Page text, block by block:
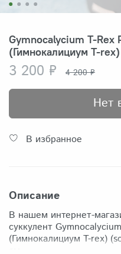
Gymnocalycium T-Rex
(Гимнокалициум T-rex)
3 200 ₽ 4 200 ₽
Нет
В избранное
Описание
В нашем интернет-
суккулент
(Гимнокалициум T-rex)